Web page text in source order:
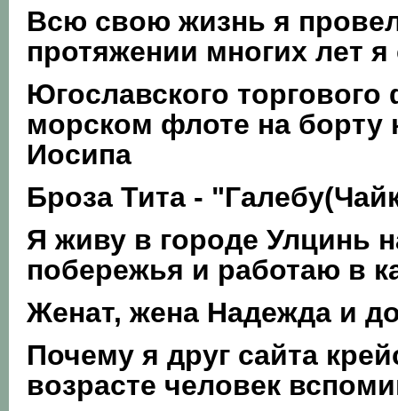
Всю свою жизнь я
протяжении многих лет
Югославского
морском флоте на
Иосипа
Броза Тита -
Я живу в городе Улцинь
побережья и работаю в
Женат, жена Надежда и
Почему я друг сайта
возрасте человек